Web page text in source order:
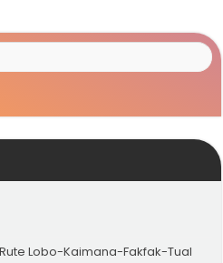
Lobo-Kaimana-Fakfak-Tual